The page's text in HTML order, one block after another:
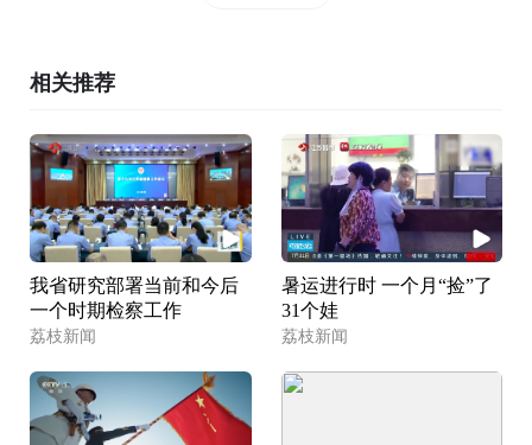
相关推荐
我省研究部署当前和今后
一个时期检察工作
荔枝新闻
暑运进行时 一个月“捡”了
31个娃
荔枝新闻